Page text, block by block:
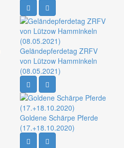
Geländepferdetag ZRFV
von Lützow Hamminkeln
(08.05.2021)
Goldene Schärpe Pferde
(17.+18.10.2020)